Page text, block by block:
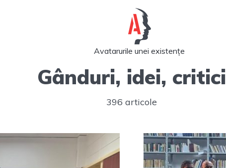
Avatarurile unei existențe
Gânduri, idei, critici
396 articole